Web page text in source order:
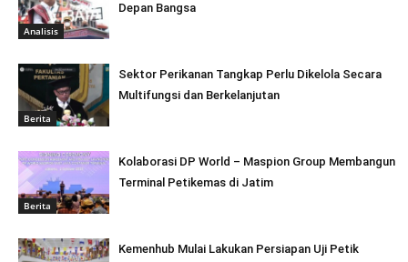
Analisis
Depan Bangsa
Berita
Sektor Perikanan Tangkap Perlu Dikelola Secara
Multifungsi dan Berkelanjutan
Berita
Kolaborasi DP World – Maspion Group Membangun
Terminal Petikemas di Jatim
Kemenhub Mulai Lakukan Persiapan Uji Petik